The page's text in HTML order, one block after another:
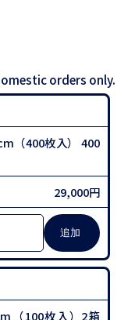
orders only.
（400枚入） 400
29,000円
（100枚入）2箱